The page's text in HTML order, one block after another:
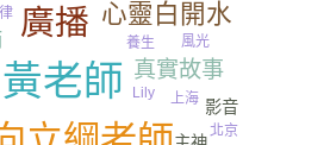
黃老師
廣播 心靈白開水
真實故事
影音
養生
上海
Lily
風光
北京